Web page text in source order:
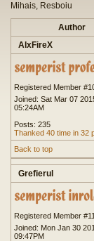
Mihais, Resboiu
Author
AlxFireX
Registered Member
Joined: Sat Mar 07
05:24AM
Posts: 235
Thanked 40 time in 32
Back to top
Grefierul
Registered Member
Joined: Mon Jan 30
09:47PM